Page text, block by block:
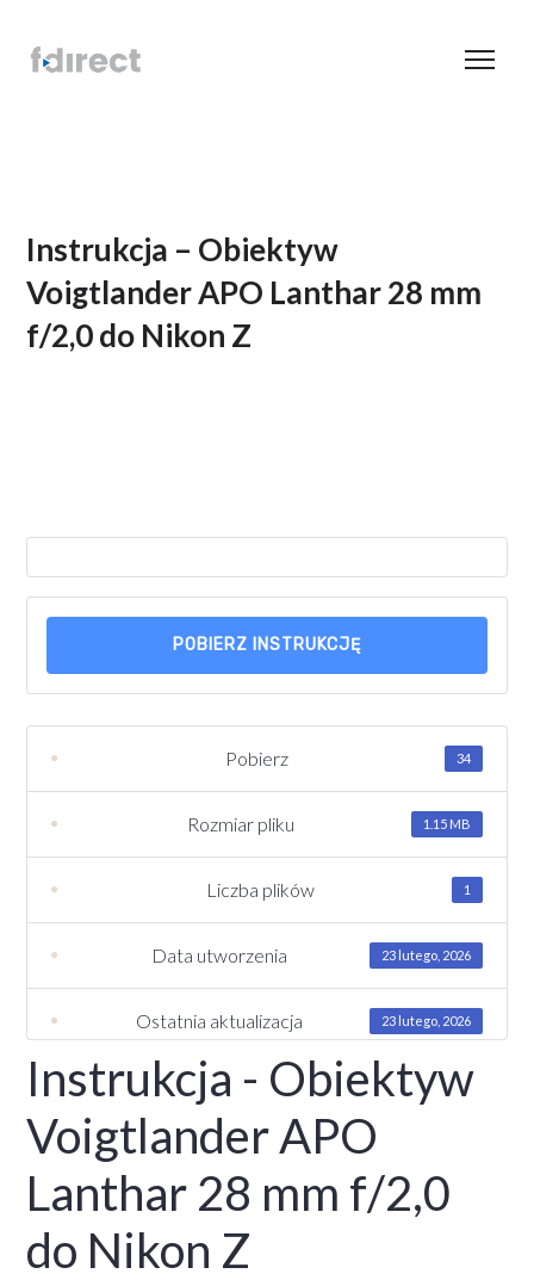
Instrukcja – Obiektyw
Voigtlander APO Lanthar 28 mm
f/2,0 do Nikon Z
POBIERZ INSTRUKCJĘ
Pobierz 34
Rozmiar pliku 1.15 MB
Liczba plików 1
Data utworzenia 23 lutego, 2026
Ostatnia aktualizacja 23 lutego, 2026
Instrukcja - Obiektyw
Voigtlander APO
Lanthar 28 mm f/2,0
do Nikon Z